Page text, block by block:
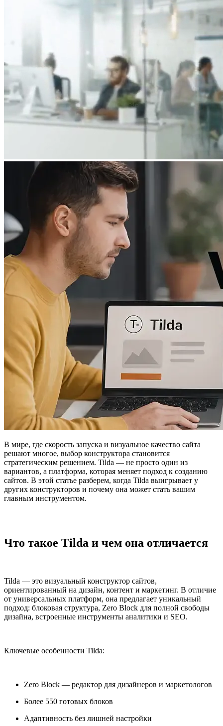
В мире, где скорость запуска и визуальное качество сайта
решают многое, выбор конструктора становится
стратегическим решением. Tilda — не просто один из
вариантов, а платформа, которая меняет подход к созданию
сайтов. В этой статье разберем, когда Tilda выигрывает у
других конструкторов и почему она может стать вашим
главным инструментом.
Что такое Tilda и чем она отличается
Tilda — это визуальный конструктор сайтов,
ориентированный на дизайн, контент и маркетинг. В отличие
от универсальных платформ, она предлагает уникальный
подход: блоковая структура, Zero Block для полной свободы
дизайна, встроенные инструменты аналитики и SEO.
Ключевые особенности Tilda:
Zero Block — редактор для дизайнеров и маркетологов
Более 550 готовых блоков
Адаптивность без лишней настройки